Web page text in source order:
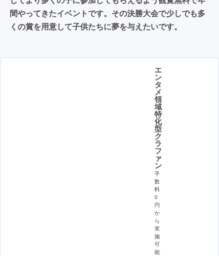
間やってきたイベントです。その決勝大会で少しでも多
くの賞を用意して子供たちに夢を与えたいです。
エ
ン
タ
メ
領
域
特
化
型
ク
ラ
フ
ァ
ン
手
数
料
0
円
か
ら
実
施
可
能